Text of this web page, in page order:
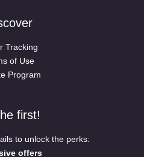
Tracking
of Use
Program
first!
to unlock the perks:
offers